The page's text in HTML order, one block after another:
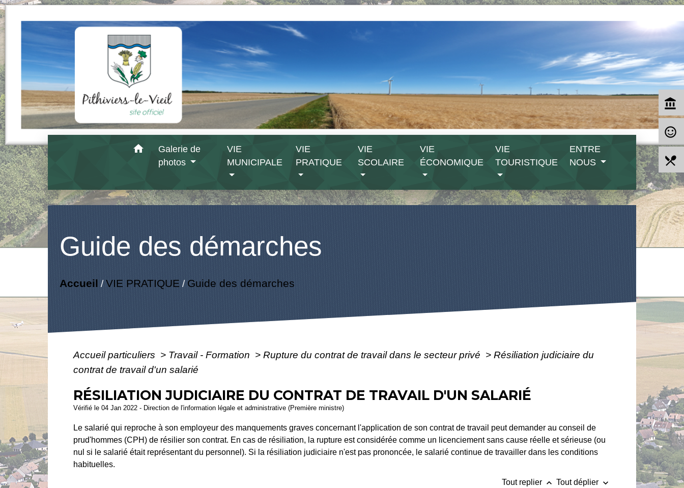
home
Galerie de
photos
VIE
MUNICIPALE
VIE
PRATIQUE
VIE
SCOLAIRE
VIE
ÉCONOMIQUE
VIE
TOURISTIQUE
ENTRE
NOUS
Guide des démarches
Accueil /VIE PRATIQUE/ Guide des démarches
Accueil particuliers > Travail - Formation > Rupture du contrat de travail dans le secteur privé > Résiliation judiciaire du
contrat de travail d'un salarié
RÉSILIATION JUDICIAIRE DU CONTRAT DE TRAVAIL D'UN SALARIÉ
Vérifié le 04 Jan 2022 - Direction de l'information légale et administrative (Première ministre)
Le salarié qui reproche à son employeur des manquements graves concernant l'application de son contrat de travail peut demander au conseil de
prud'hommes (CPH) de résilier son contrat. En cas de résiliation, la rupture est considérée comme un licenciement sans cause réelle et sérieuse (ou
nul si le salarié était représentant du personnel). Si la résiliation judiciaire n'est pas prononcée, le salarié continue de travailler dans les conditions
habituelles.
Tout replier keyboard_arrow_up Tout déplier keyboard_arrow_down
account_balance
sentiment_satisfied_alt
local_dining